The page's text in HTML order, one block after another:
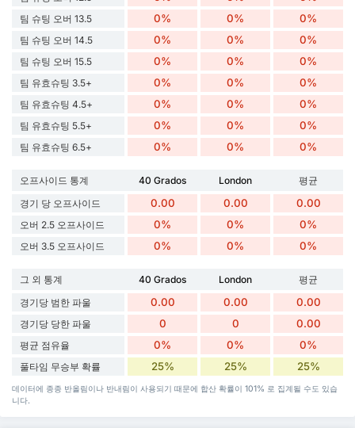
팀 슈팅 오버 13.5 0% 0% 0%
팀 슈팅 오버 14.5 0% 0% 0%
팀 슈팅 오버 15.5 0% 0% 0%
팀 유효슈팅 3.5+ 0% 0% 0%
팀 유효슈팅 4.5+ 0% 0% 0%
팀 유효슈팅 5.5+ 0% 0% 0%
팀 유효슈팅 6.5+ 0% 0% 0%
오프사이드 통계 40 Grados London
평균
경기 당 오프사이드
0.00 0.00 0.00
오버 2.5 오프사이드 0% 0% 0%
오버 3.5 오프사이드 0% 0% 0%
그 외 통계 40 Grados London
평균
경기당 범한 파울
0.00 0.00 0.00
경기당 당한 파울 0 0 0.00
평균 점유율 0% 0% 0%
풀타임 무승부 확률 25% 25% 25%
데이터에 종종 반올림이나 반내림이 사용되기 때문에 합산 확률이 101% 로 집계될 수도 있습
니다.